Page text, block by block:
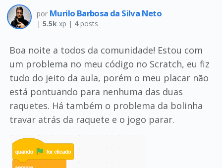
por Murilo Barbosa da Silva Neto
| 5.5kxp | 4posts
Boa noite a todos da comunidade! Estou com
um problema no meu código no Scratch, eu fiz
tudo do jeito da aula, porém o meu placar não
está pontuando para nenhuma das duas
raquetes. Há também o problema da bolinha
travar atrás da raquete e o jogo parar.